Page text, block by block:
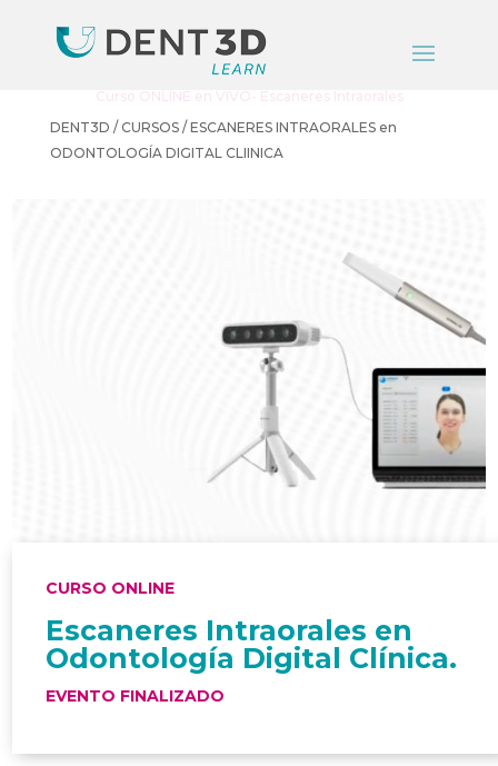
Curso ONLINE en VIVO- Escaneres Intraorales
DENT3D / CURSOS / ESCANERES INTRAORALES en
ODONTOLOGÍA DIGITAL CLIINICA
CURSO ONLINE
Escaneres Intraorales en
Odontología Digital Clínica.
EVENTO FINALIZADO